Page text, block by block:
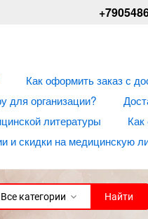
Как оформить заказ с
для организации?
литературы
Как
и скидки на медицинскую
Все категории Найти